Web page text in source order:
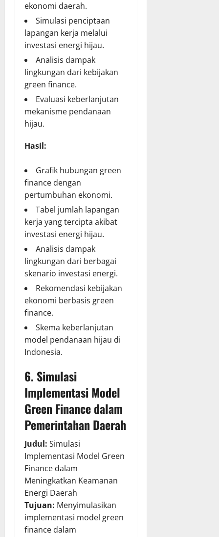
ekonomi daerah.
Simulasi penciptaan
lapangan kerja melalui
investasi energi hijau.
Analisis dampak
lingkungan dari kebijakan
green finance.
Evaluasi keberlanjutan
mekanisme pendanaan
hijau.
Hasil:
Grafik hubungan green
finance dengan
pertumbuhan ekonomi.
Tabel jumlah lapangan
kerja yang tercipta akibat
investasi energi hijau.
Analisis dampak
lingkungan dari berbagai
skenario investasi energi.
Rekomendasi kebijakan
ekonomi berbasis green
finance.
Skema keberlanjutan
model pendanaan hijau di
Indonesia.
6. Simulasi
Implementasi Model
Green Finance dalam
Pemerintahan Daerah
Judul: Simulasi
Implementasi Model Green
Finance dalam
Meningkatkan Keamanan
Energi Daerah
Tujuan: Menyimulasikan
implementasi model green
finance dalam